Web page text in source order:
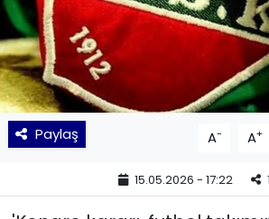
Paylaş A- A+
15.05.2026 - 17:22 1
SAĞLIK
Siyaset
SPOR
TEKNOLOJİ